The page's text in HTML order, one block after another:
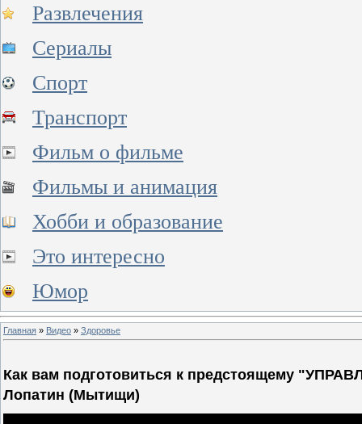
Развлечения
Сериалы
Спорт
Транспорт
Фильм о фильме
Фильмы и анимация
Хобби и образование
Это интересно
Юмор
Главная » Видео » Здоровье
Как вам подготовиться к предстоящему
Лопатин (Мытищи)